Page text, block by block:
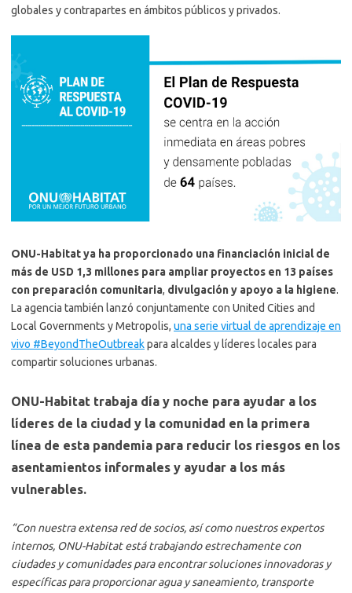
globales y contrapartes en ámbitos públicos y privados.
ONU-Habitat ya ha proporcionado una financiación inicial de
más de USD 1,3 millones para ampliar proyectos en 13 países
con preparación comunitaria, divulgación y apoyo a la higiene.
La agencia también lanzó conjuntamente con United Cities and
Local Governments y Metropolis, una serie virtual de aprendizaje en
vivo #BeyondTheOutbreakpara alcaldes y líderes locales para
compartir soluciones urbanas.
ONU-Habitat trabaja día y noche para ayudar a los
líderes de la ciudad y la comunidad en la primera
línea de esta pandemia para reducir los riesgos en los
asentamientos informales y ayudar a los más
vulnerables.
“Con nuestra extensa red de socios, así como nuestros expertos
internos, ONU-Habitat está trabajando estrechamente con
ciudades y comunidades para encontrar soluciones innovadoras y
específicas para proporcionar agua y saneamiento, transporte